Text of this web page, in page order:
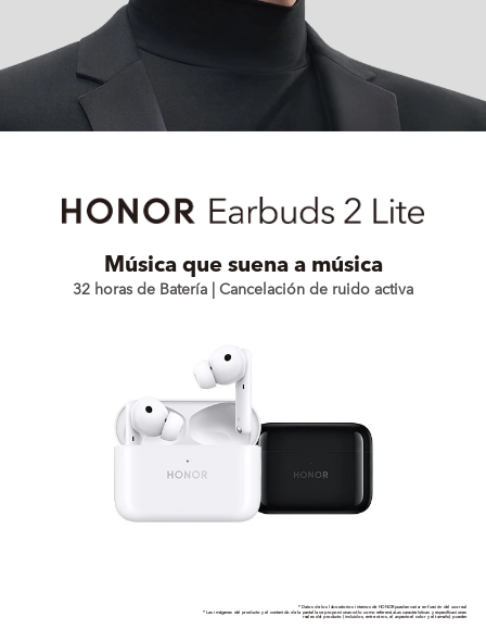
Música que suena a música
32 horas de Batería | Cancelación de ruido activa
* Datos de los laboratorios internos de HONORpueden variar en función del uso real
* Las imágenes del producto y el contenido de la pantalla se proporcionan sólo como referenciaLas características y especificaciones
reales del producto (incluidos, entre otros, el aspectoel color y el tamaño) pueden